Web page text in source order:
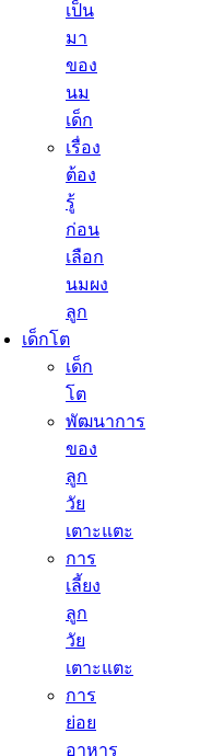
เป็น
มา
ของ
นม
เด็ก
เรื่อง
ต้อง
รู้
ก่อน
เลือก
นมผง
ลูก​
เด็กโต​
เด็ก
โต​
พัฒนาการ
ของ
ลูก
วัย
เตาะแตะ
การ
เลี้ยง
ลูก
วัย
เตาะแตะ
การ
ย่อย
อาหาร